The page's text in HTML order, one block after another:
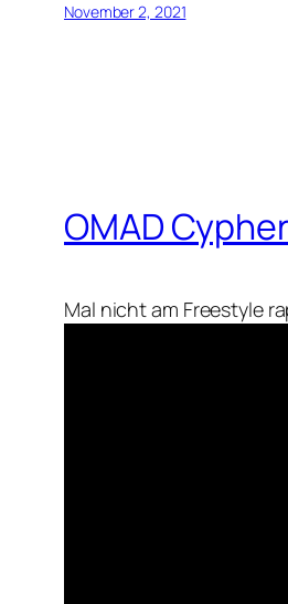
November 2, 2021
OMAD
Mal nicht am Freestyle